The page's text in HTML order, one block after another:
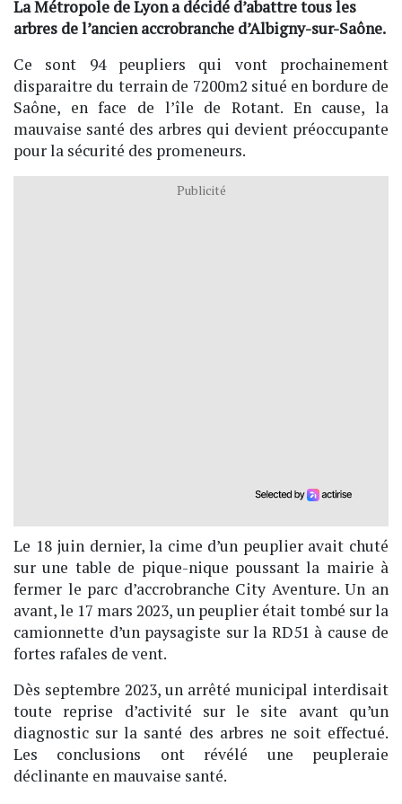
La Métropole de Lyon a décidé d’abattre tous les
arbres de l’ancien accrobranche d’Albigny-sur-Saône.
Ce sont 94 peupliers qui vont prochainement
disparaitre du terrain de 7200m2 situé en bordure de
Saône, en face de l’île de Rotant. En cause, la
mauvaise santé des arbres qui devient préoccupante
pour la sécurité des promeneurs.
Publicité
Le 18 juin dernier, la cime d’un peuplier avait chuté
sur une table de pique-nique poussant la mairie à
fermer le parc d’accrobranche City Aventure. Un an
avant, le 17 mars 2023, un peuplier était tombé sur la
camionnette d’un paysagiste sur la RD51 à cause de
fortes rafales de vent.
Dès septembre 2023, un arrêté municipal interdisait
toute reprise d’activité sur le site avant qu’un
diagnostic sur la santé des arbres ne soit effectué.
Les conclusions ont révélé une peupleraie
déclinante en mauvaise santé.